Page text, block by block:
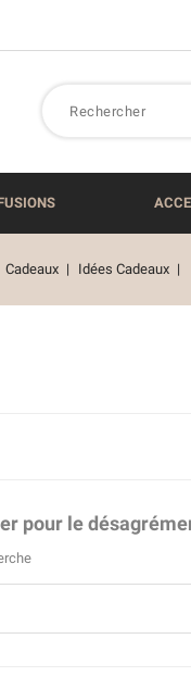
Cadeaux Idées Cadeaux
pour le